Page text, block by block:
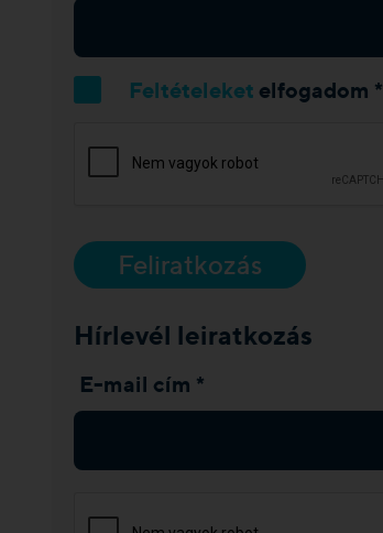
Feltételeket elfogadom *
Feliratkozás
Hírlevél leiratkozás
E-mail cím *